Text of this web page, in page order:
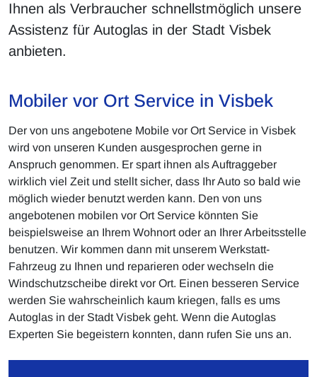
Ihnen als Verbraucher schnellstmöglich unsere
Assistenz für Autoglas in der Stadt Visbek
anbieten.
Mobiler vor Ort Service in Visbek
Der von uns angebotene Mobile vor Ort Service in Visbek
wird von unseren Kunden ausgesprochen gerne in
Anspruch genommen. Er spart ihnen als Auftraggeber
wirklich viel Zeit und stellt sicher, dass Ihr Auto so bald wie
möglich wieder benutzt werden kann. Den von uns
angebotenen mobilen vor Ort Service könnten Sie
beispielsweise an Ihrem Wohnort oder an Ihrer Arbeitsstelle
benutzen. Wir kommen dann mit unserem Werkstatt-
Fahrzeug zu Ihnen und reparieren oder wechseln die
Windschutzscheibe direkt vor Ort. Einen besseren Service
werden Sie wahrscheinlich kaum kriegen, falls es ums
Autoglas in der Stadt Visbek geht. Wenn die Autoglas
Experten Sie begeistern konnten, dann rufen Sie uns an.